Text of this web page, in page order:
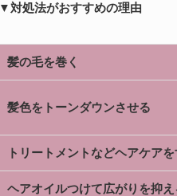
▼対処法がおすすめの理由
髪の毛を巻く
髪色をトーンダウンさせる
トリートメントなどヘアケアを
ヘアオイルつけて広がりを抑え